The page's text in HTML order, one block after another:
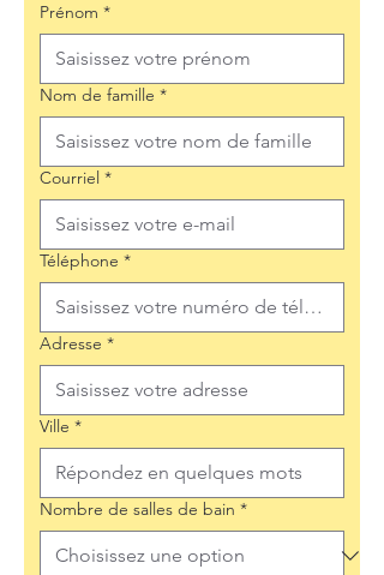
Prénom *
Nom de famille *
Courriel *
Téléphone *
Adresse *
Ville *
Nombre de salles de bain *